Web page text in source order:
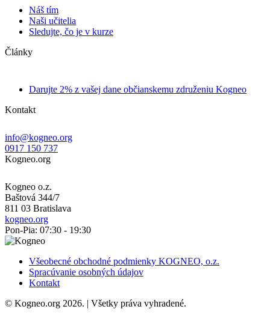
Náš tím
Naši učitelia
Sledujte, čo je v kurze
Články
Darujte 2% z vašej dane občianskemu združeniu Kogneo
Kontakt
info@kogneo.org
0917 150 737
Kogneo.org
Kogneo o.z.
Baštová 344/7
811 03 Bratislava
kogneo.org
Pon-Pia: 07:30 - 19:30
Všeobecné obchodné podmienky KOGNEO, o.z.
Spracúvanie osobných údajov
Kontakt
© Kogneo.org 2026. | Všetky práva vyhradené.